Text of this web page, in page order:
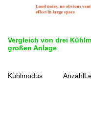
Vergleich von drei
großen Anlage
Kühlmodus Anzahl